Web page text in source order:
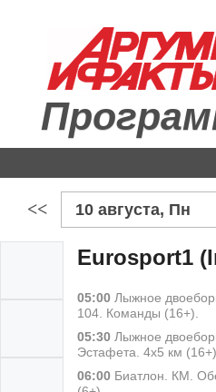
<< 10 августа, Пн
Eurosport1
05:00 Лыжное
104. Команды (16+).
05:30 Лыжное
Эстафета. 4х5 км (16+).
06:00 Биатлон. КМ.